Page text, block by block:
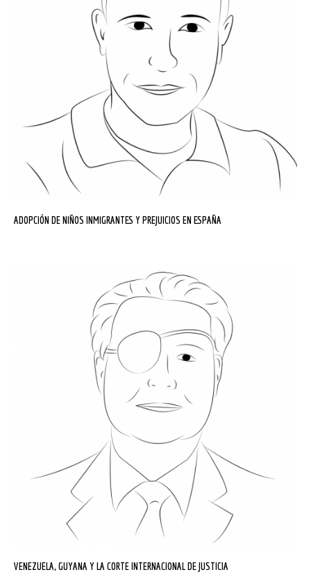
ADOPCIÓN DE NIÑOS INMIGRANTES Y PREJUICIOS EN ESPAÑA
VENEZUELA, GUYANA Y LA CORTE INTERNACIONAL DE JUSTICIA